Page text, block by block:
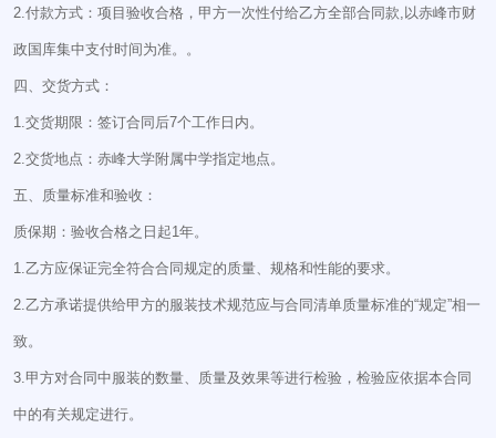
2.付款方式：项目验收合格，甲方一次性付给乙方全部合同款,以赤峰市财
政国库集中支付时间为准。。
四、交货方式：
1.交货期限：签订合同后7个工作日内。
2.交货地点：赤峰大学附属中学指定地点。
五、质量标准和验收：
质保期：验收合格之日起1年。
1.乙方应保证完全符合合同规定的质量、规格和性能的要求。
2.乙方承诺提供给甲方的服装技术规范应与合同清单质量标准的“规定”相一
致。
3.甲方对合同中服装的数量、质量及效果等进行检验，检验应依据本合同
中的有关规定进行。